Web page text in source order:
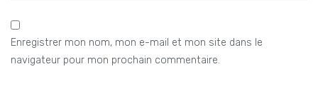
Enregistrer mon nom, mon e-mail et mon site dans le
navigateur pour mon prochain commentaire.